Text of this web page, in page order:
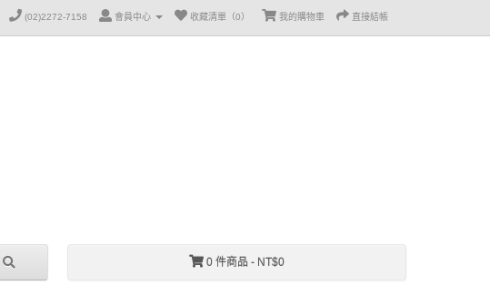
(02)2272-7158 會員中心 收藏清單（0） 我的購物車 直接結帳
0 件商品 - NT$0